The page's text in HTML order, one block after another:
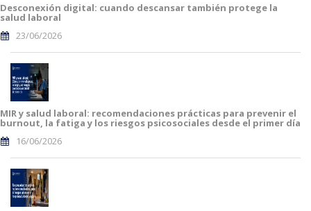
Desconexión digital: cuando descansar también protege la
salud laboral
23/06/2026
MIR y salud laboral: recomendaciones prácticas para prevenir el
burnout, la fatiga y los riesgos psicosociales desde el primer día
16/06/2026